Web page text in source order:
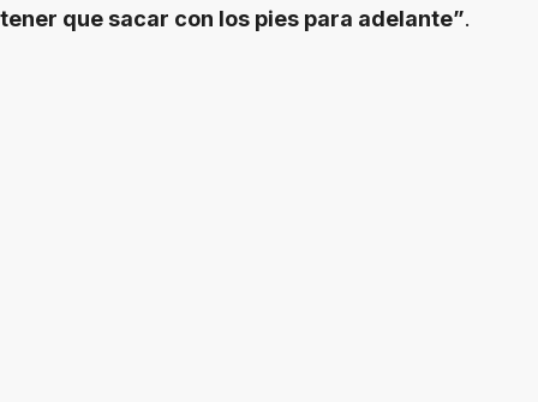
tener que sacar con los pies para adelante”.